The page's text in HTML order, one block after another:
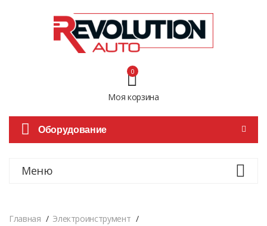
Моя корзина
0
Оборудование
Меню
Главная
Электроинструмент